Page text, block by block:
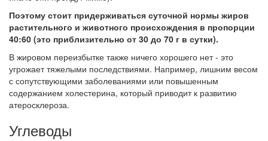
Поэтому стоит придерживаться суточной нормы жиров
растительного и животного происхождения в пропорции
40:60 (это приблизительно от 30 до 70 г в сутки).
В жировом переизбытке также ничего хорошего нет - это
угрожает тяжелыми последствиями. Например, лишним весом
с сопутствующими заболеваниями или повышенным
содержанием холестерина, который приводит к развитию
атеросклероза.
Углеводы